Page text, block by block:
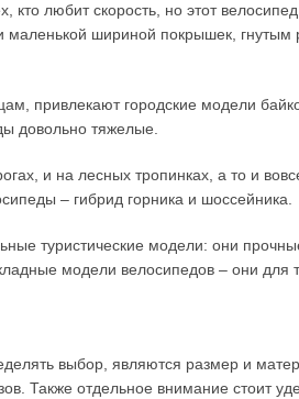
любит скорость, но этот
шириной покрышек,
привлекают городские модели
довольно тяжелые.
и на лесных тропинках, а то и
– гибрид горника и шоссейника.
туристические модели: они
модели велосипедов – они для
выбор, являются размер и
Также отдельное внимание стоит